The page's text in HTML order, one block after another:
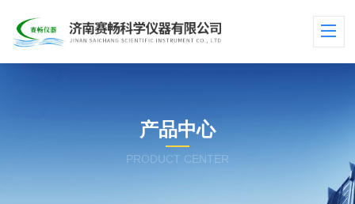
产品中心
PRODUCT CENTER